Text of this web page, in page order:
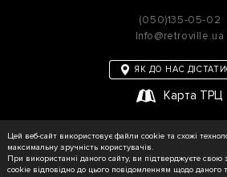
(050)135-05-02
Info@retroville.ua
ЯК ДО НАС
Карта ТРЦ
Цей веб-сайт використовує файли cookie та схожі
максимальну зручність користувачів.
При використанні даного сайту, ви підтверджуєте
cookie відповідно до цього повідомленням щодо даного